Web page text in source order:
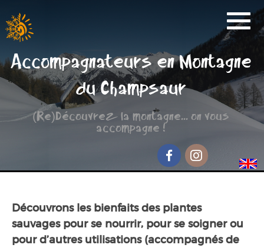
Accompagnateurs en Montagne
du Champsaur
(Re)Découvrez la montagne... on vous
accompagne !
FacebookInstagram
Activités
Réservation
Nos Partenaires
Scolaire
Groupe de randonnée
Séjour jeunesse
Contact et accès
Découvrons les bienfaits des plantes
sauvages pour se nourrir, pour se soigner ou
pour d’autres utilisations (accompagnés de